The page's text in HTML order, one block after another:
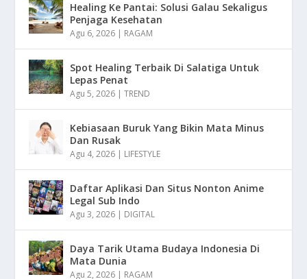
Healing Ke Pantai: Solusi Galau Sekaligus
Penjaga Kesehatan
Agu 6, 2026 | RAGAM
Spot Healing Terbaik Di Salatiga Untuk
Lepas Penat
Agu 5, 2026 |TREND
Kebiasaan Buruk Yang Bikin Mata Minus
Dan Rusak
Agu 4, 2026 | LIFESTYLE
Daftar Aplikasi Dan Situs Nonton Anime
Legal Sub Indo
Agu 3, 2026 | DIGITAL
Daya Tarik Utama Budaya Indonesia Di
Mata Dunia
Agu 2, 2026 | RAGAM